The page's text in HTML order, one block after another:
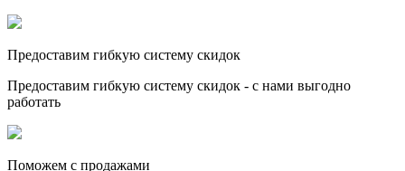
Предоставим гибкую систему скидок
Предоставим гибкую систему скидок - с нами выгодно
работать
Поможем с продажами